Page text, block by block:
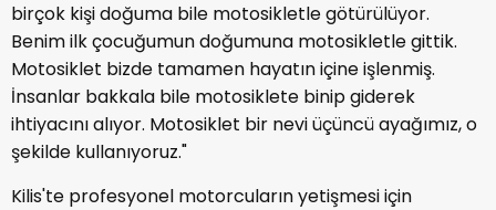
birçok kişi doğuma bile motosikletle götürülüyor.
Benim ilk çocuğumun doğumuna motosikletle gittik.
Motosiklet bizde tamamen hayatın içine işlenmiş.
İnsanlar bakkala bile motosiklete binip giderek
ihtiyacını alıyor. Motosiklet bir nevi üçüncü ayağımız, o
şekilde kullanıyoruz."
Kilis'te profesyonel motorcuların yetişmesi için